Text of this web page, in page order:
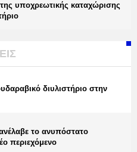
υποχρεωτικής καταχώρισης
διυλιστήριο στην
το ανυπόστατο
περιεχόμενο